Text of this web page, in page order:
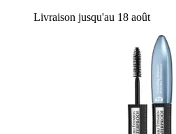
Livraison jusqu'au 18 août